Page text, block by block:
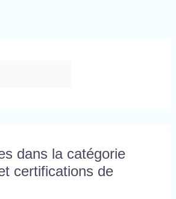
dans la catégorie
certifications de